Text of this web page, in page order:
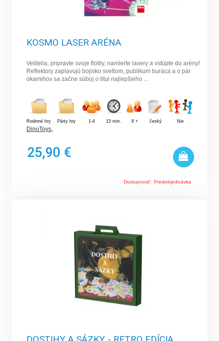
KOSMO LASER ARÉNA
Velitelia, pripravte svoje flotily, namierte lasery a vstúpte do arény!
Reflektory zaplavujú bojisko svetlom, publikum buráca a o pár
okamihov sa začne súboj o titul najlepšieho ...
Rodinné hry Párty hry 1-4 15 min. 8 + český Nie
DinoToys,
25,90 €
Dostupnosť: Predobjednávka